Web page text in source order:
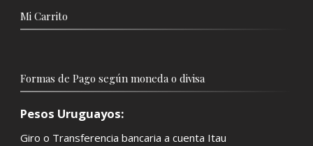
Mi Carrito
Formas de Pago según moneda o divisa
Pesos Uruguayos:
Giro o Transferencia bancaria a cuenta Itau